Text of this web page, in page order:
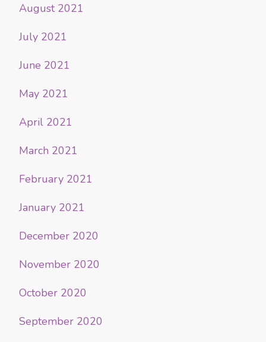
August 2021
July 2021
June 2021
May 2021
April 2021
March 2021
February 2021
January 2021
December 2020
November 2020
October 2020
September 2020